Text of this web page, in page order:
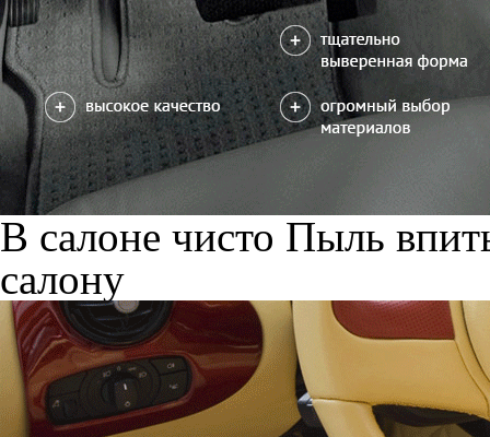
В салоне чисто Пыль
салону